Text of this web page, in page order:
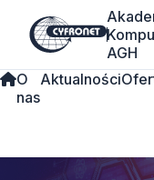
AGH
O
nas
Aktualności